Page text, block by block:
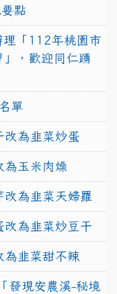
點
理「112年桃園市
，歡迎同仁踴
單
為韭菜炒蛋
為玉米肉燥
為韭菜天婦羅
為韭菜炒豆干
韭菜甜不辣
發現安農溪-秘境